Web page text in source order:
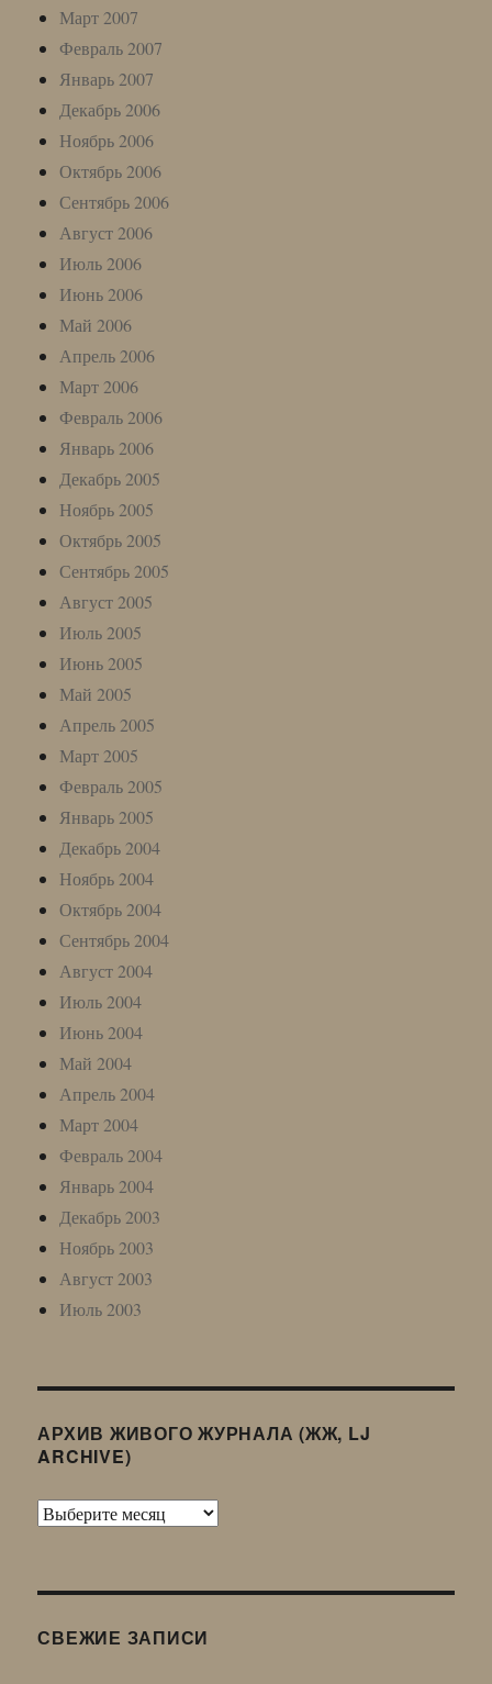
Март 2007
Февраль 2007
Январь 2007
Декабрь 2006
Ноябрь 2006
Октябрь 2006
Сентябрь 2006
Август 2006
Июль 2006
Июнь 2006
Май 2006
Апрель 2006
Март 2006
Февраль 2006
Январь 2006
Декабрь 2005
Ноябрь 2005
Октябрь 2005
Сентябрь 2005
Август 2005
Июль 2005
Июнь 2005
Май 2005
Апрель 2005
Март 2005
Февраль 2005
Январь 2005
Декабрь 2004
Ноябрь 2004
Октябрь 2004
Сентябрь 2004
Август 2004
Июль 2004
Июнь 2004
Май 2004
Апрель 2004
Март 2004
Февраль 2004
Январь 2004
Декабрь 2003
Ноябрь 2003
Август 2003
Июль 2003
АРХИВ ЖИВОГО ЖУРНАЛА (ЖЖ, LJ
ARCHIVE)
Архив
LJ
СВЕЖИЕ ЗАПИСИ